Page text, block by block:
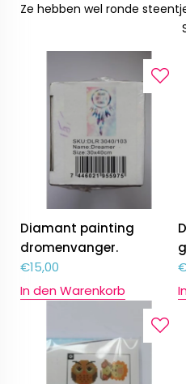
Ze hebben wel ronde
Diamant painting
dromenvanger.
€15,00
In den Warenkorb